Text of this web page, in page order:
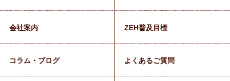
会社案内 ZEH普及目標
コラム・ブログ よくあるご質問